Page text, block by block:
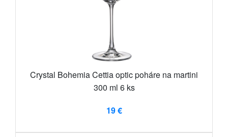
Crystal Bohemia Cettia optic poháre na martini
300 ml 6 ks
19 €